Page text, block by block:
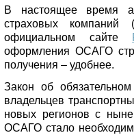
В настоящее время
страховых
официальном сайте
оформления ОСАГО
получения – удобнее.
Закон об обязательном
владельцев
новых регионов с
ОСАГО стало